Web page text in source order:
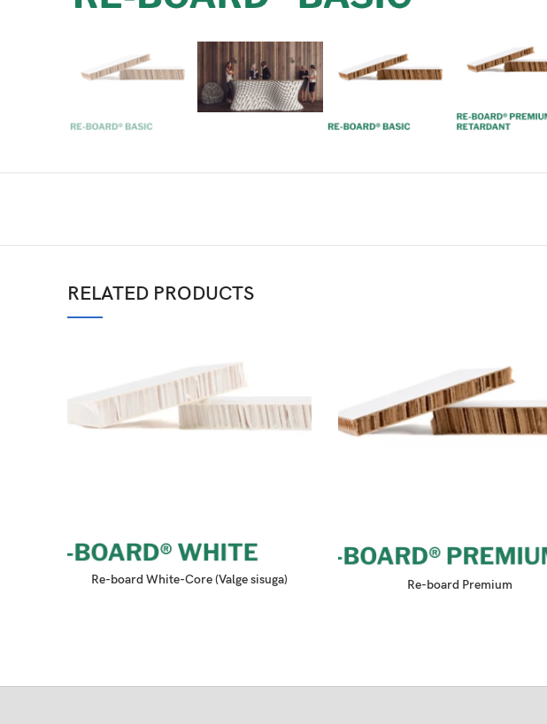
RELATED PRODUCTS
Re-board White-Core (Valge sisuga) Re-board Premium